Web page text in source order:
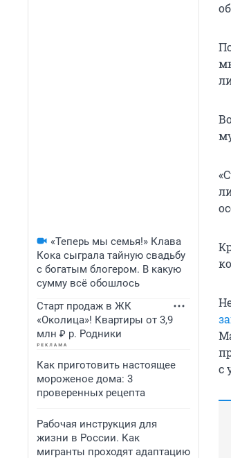
«Теперь мы семья!» Клава
Кока сыграла тайную свадьбу
с богатым блогером. В какую
сумму всё обошлось
Старт продаж в ЖК
«Околица»! Квартиры от 3,9
млн ₽ р. Родники
Как приготовить настоящее
мороженое дома: 3
проверенных рецепта
Рабочая инструкция для
жизни в России. Как
мигранты проходят адаптацию
с